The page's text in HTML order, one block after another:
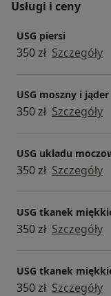
Usługi i ceny
USG piersi
350 zł Szczegóły
USG moszny i jąder
350 zł Szczegóły
USG układu
350 zł Szczegóły
USG tkanek
350 zł Szczegóły
USG tkanek
350 zł Szczegóły